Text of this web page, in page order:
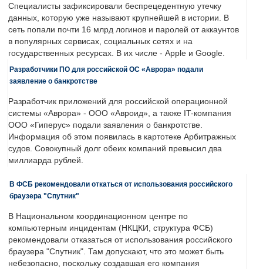
Специалисты зафиксировали беспрецедентную утечку
данных, которую уже называют крупнейшей в истории. В
сеть попали почти 16 млрд логинов и паролей от аккаунтов
в популярных сервисах, социальных сетях и на
государственных ресурсах. В их числе - Apple и Google.
Разработчики ПО для российской ОС «Аврора» подали
заявление о банкротстве
Разработчик приложений для российской операционной
системы «Аврора» - ООО «Авроид», а также IT-компания
ООО «Гиперус» подали заявления о банкротстве.
Информация об этом появилась в картотеке Арбитражных
судов. Совокупный долг обеих компаний превысил два
миллиарда рублей.
В ФСБ рекомендовали откаться от использования российского
браузера "Спутник"
В Национальном координационном центре по
компьютерным инцидентам (НКЦКИ, структура ФСБ)
рекомендовали отказаться от использования российского
браузера "Спутник". Там допускают, что это может быть
небезопасно, поскольку создавшая его компания